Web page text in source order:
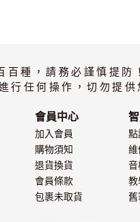
百種，請務必謹慎提
行任何操作，切勿提
會員中心
加入會員
購物須知
退貨換貨
會員條款
包裹未取貨
點
維
音
教
舊